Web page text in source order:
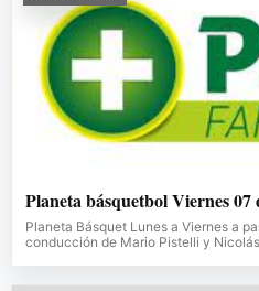
Planeta básquetbol Viernes 07
Planeta Básquet Lunes a Viernes a
conducción de Mario Pistelli y